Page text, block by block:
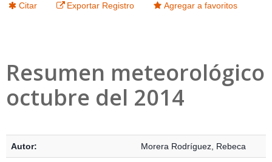
Citar Exportar Registro Agregar a favoritos
Resumen meteorológico
octubre del 2014
Autor: Morera Rodríguez, Rebeca